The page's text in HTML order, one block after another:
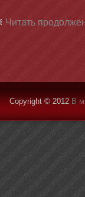
Читать
Copyright © 2012 В